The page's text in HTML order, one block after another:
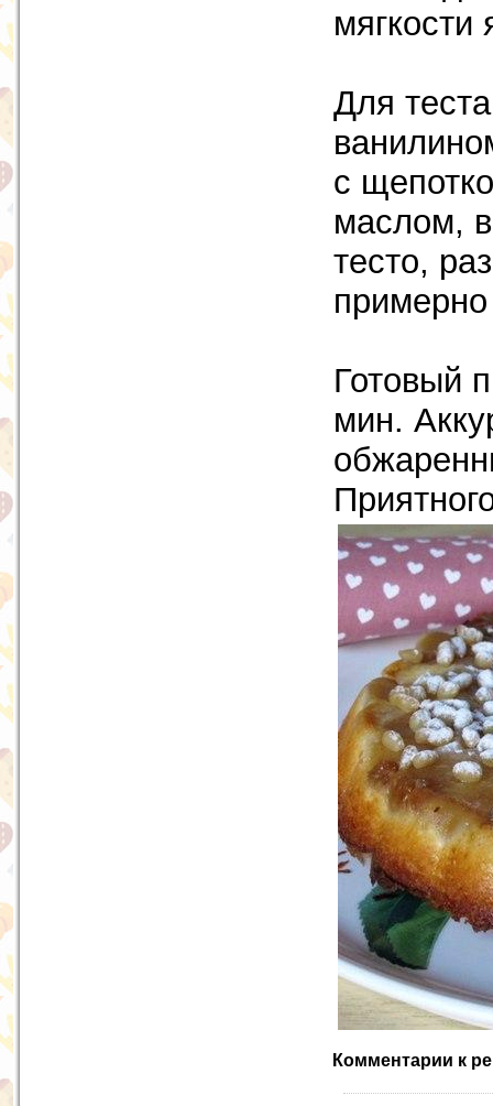
мягкости
Для
с
маслом,
тесто,
Готовый
мин.
Комментарии к